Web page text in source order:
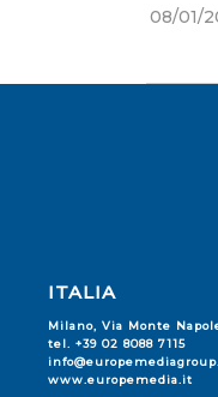
08/01/
ITALIA
Milano, Via Monte
tel. +39 02 8088 7115
www.europemedia.it